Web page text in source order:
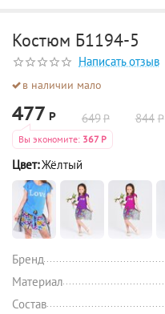
Костюм Б1194-5
Написать отзыв
в наличии мало
477 Р 649Р 844 Р
Вы экономите: 367 Р
Цвет:Жёлтый
Бренд
Материал
Состав